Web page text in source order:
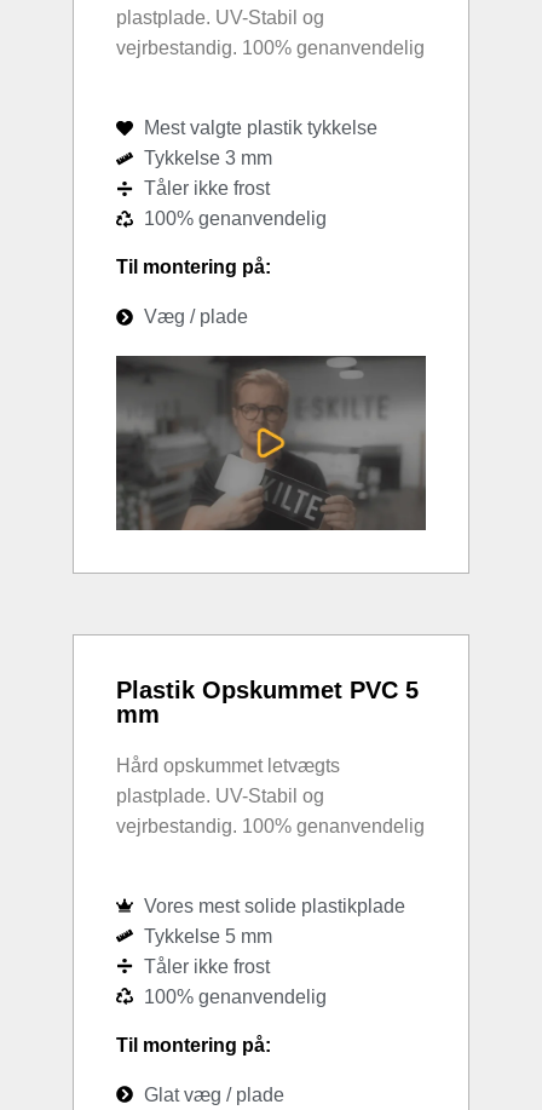
plastplade. UV-Stabil og
vejrbestandig. 100% genanvendelig
Mest valgte plastik tykkelse
Tykkelse 3 mm
Tåler ikke frost
100% genanvendelig
Til montering på:
Væg / plade
Plastik Opskummet PVC 5
mm
Hård opskummet letvægts
plastplade. UV-Stabil og
vejrbestandig. 100% genanvendelig
Vores mest solide plastikplade
Tykkelse 5 mm
Tåler ikke frost
100% genanvendelig
Til montering på:
Glat væg / plade